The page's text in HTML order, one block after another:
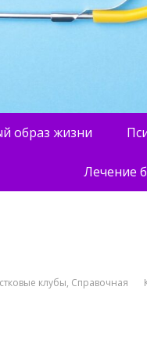
образ жизни
Лечение
клубы, Справочная